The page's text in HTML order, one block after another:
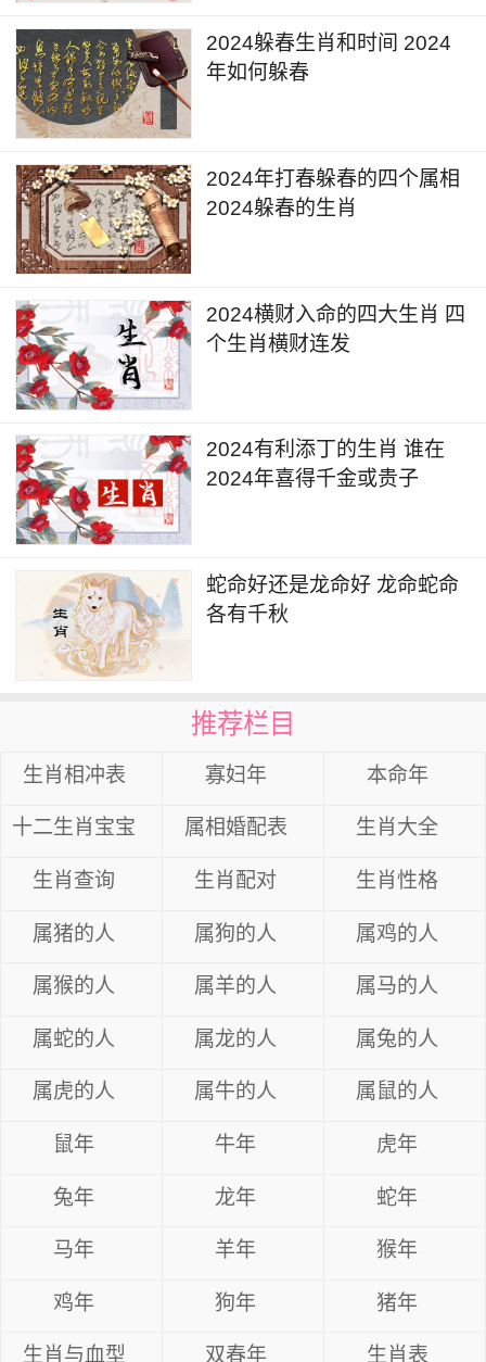
2024躲春生肖和时间 2024
年如何躲春
2024年打春躲春的四个属相
2024躲春的生肖
2024横财入命的四大生肖 四
个生肖横财连发
2024有利添丁的生肖 谁在
2024年喜得千金或贵子
蛇命好还是龙命好 龙命蛇命
各有千秋
推荐栏目
生肖相冲表 寡妇年 本命年
十二生肖宝宝 属相婚配表 生肖大全
生肖查询 生肖配对 生肖性格
属猪的人 属狗的人 属鸡的人
属猴的人 属羊的人 属马的人
属蛇的人 属龙的人 属兔的人
属虎的人 属牛的人 属鼠的人
鼠年 牛年 虎年
兔年 龙年 蛇年
马年 羊年 猴年
鸡年 狗年 猪年
生肖与血型 双春年 生肖表